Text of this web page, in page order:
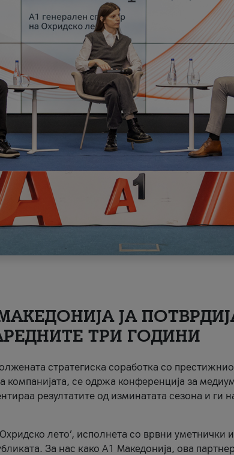
ЈА
ТРИ ГОДИНИ
стратегиска соработка со
се одржа конференција за
резултатите од изминатата сезона и ги
лето’, исполнета со врвни уметнички
За нас како A1 Македонија, ова